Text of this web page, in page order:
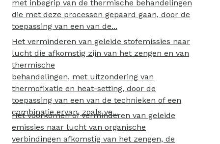
met inbegrip van de thermische behandelingen
die met deze processen gepaard gaan, door de
toepassing van een van de...
Het verminderen van geleide stofemissies naar
lucht die afkomstig zijn van het zengen en van
thermische
behandelingen, met uitzondering van
thermofixatie en heat-setting, door de
toepassing van een van de technieken of een
combinatie ervan, zoals ve...
Het voorkomen of verminderen van geleide
emissies naar lucht van organische
verbindingen afkomstig van het zengen, de